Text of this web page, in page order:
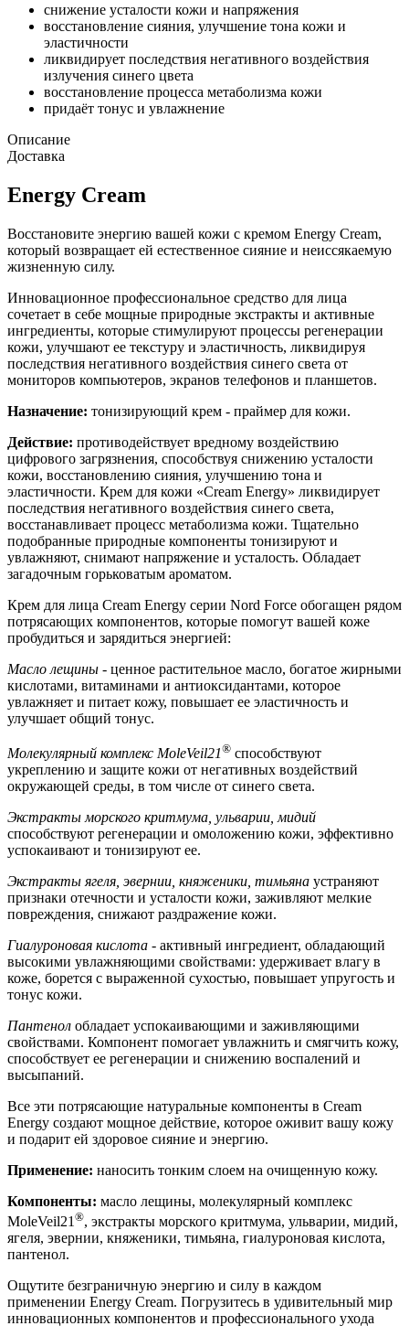
снижение усталости кожи и напряжения
восстановление сияния, улучшение тона кожи и
эластичности
ликвидирует последствия негативного воздействия
излучения синего цвета
восстановление процесса метаболизма кожи
придаёт тонус и увлажнение
Описание
Доставка
Energy Cream
Восстановите энергию вашей кожи с кремом Energy Cream,
который возвращает ей естественное сияние и неиссякаемую
жизненную силу.
Инновационное профессиональное средство для лица
сочетает в себе мощные природные экстракты и активные
ингредиенты, которые стимулируют процессы регенерации
кожи, улучшают ее текстуру и эластичность, ликвидируя
последствия негативного воздействия синего света от
мониторов компьютеров, экранов телефонов и планшетов.
Назначение: тонизирующий крем - праймер для кожи.
Действие: противодействует вредному воздействию
цифрового загрязнения, способствуя снижению усталости
кожи, восстановлению сияния, улучшению тона и
эластичности. Крем для кожи «Cream Energy» ликвидирует
последствия негативного воздействия синего света,
восстанавливает процесс метаболизма кожи. Тщательно
подобранные природные компоненты тонизируют и
увлажняют, снимают напряжение и усталость. Обладает
загадочным горьковатым ароматом.
Крем для лица Cream Energy серии Nord Force обогащен рядом
потрясающих компонентов, которые помогут вашей коже
пробудиться и зарядиться энергией:
Масло лещины - ценное растительное масло, богатое жирными
кислотами, витаминами и антиоксидантами, которое
увлажняет и питает кожу, повышает ее эластичность и
улучшает общий тонус.
Молекулярный комплекс MoleVeil21®️ способствуют
укреплению и защите кожи от негативных воздействий
окружающей среды, в том числе от синего света.
Экстракты морского критмума, ульварии, мидий
способствуют регенерации и омоложению кожи, эффективно
успокаивают и тонизируют ее.
Экстракты ягеля, эвернии, княженики, тимьяна устраняют
признаки отечности и усталости кожи, заживляют мелкие
повреждения, снижают раздражение кожи.
Гиалуроновая кислота - активный ингредиент, обладающий
высокими увлажняющими свойствами: удерживает влагу в
коже, борется с выраженной сухостью, повышает упругость и
тонус кожи.
Пантенол обладает успокаивающими и заживляющими
свойствами. Компонент помогает увлажнить и смягчить кожу,
способствует ее регенерации и снижению воспалений и
высыпаний.
Все эти потрясающие натуральные компоненты в Cream
Energy создают мощное действие, которое оживит вашу кожу
и подарит ей здоровое сияние и энергию.
Применение: наносить тонким слоем на очищенную кожу.
Компоненты: масло лещины, молекулярный комплекс
MoleVeil21 ®, экстракты морского критмума, ульварии, мидий,
ягеля, эвернии, княженики, тимьяна, гиалуроновая кислота,
пантенол.
Ощутите безграничную энергию и силу в каждом
применении Energy Cream. Погрузитесь в удивительный мир
инновационных компонентов и профессионального ухода